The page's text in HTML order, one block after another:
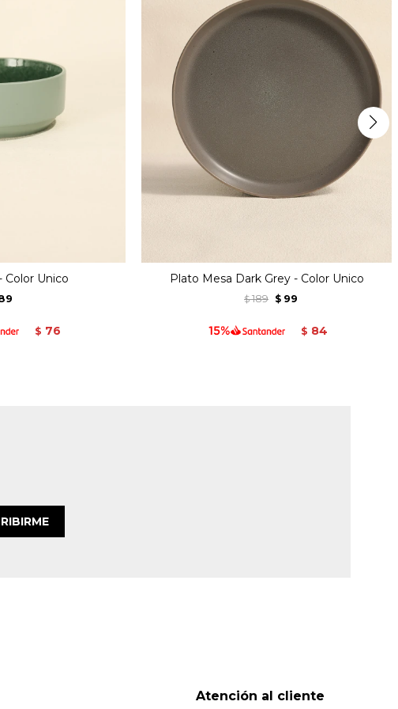
Color Unico
$ 76
Plato Mesa Dark Grey - Color Unico
$ 189 $ 99
$ 84
Atención al cliente